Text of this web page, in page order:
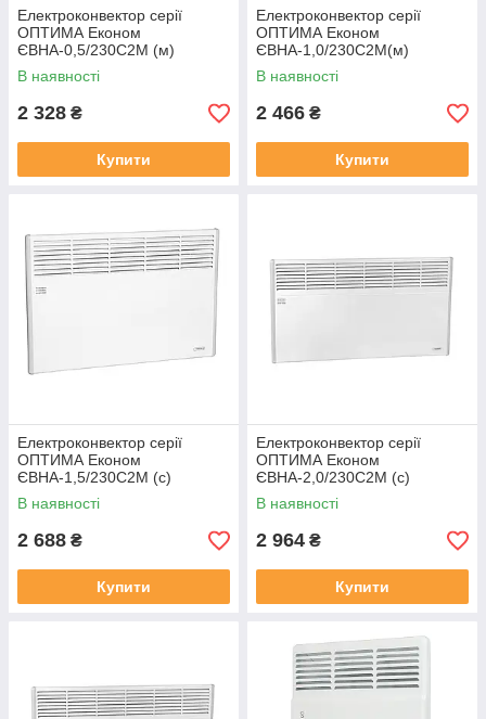
Електроконвектор серії
ОПТИМА Економ
ЄВНА-0,5/230С2М (м)
В наявності
2 328 ₴
Купити
Електроконвектор серії
ОПТИМА Економ
ЄВНА-1,0/230С2М(м)
В наявності
2 466 ₴
Купити
Електроконвектор серії
ОПТИМА Економ
ЄВНА-1,5/230С2М (с)
В наявності
2 688 ₴
Купити
Електроконвектор серії
ОПТИМА Економ
ЄВНА-2,0/230С2М (с)
В наявності
2 964 ₴
Купити